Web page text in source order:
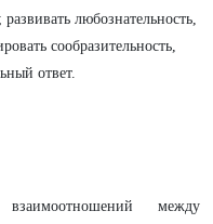
любознательность,
сообразительность,
ответ.
взаимоотношений между